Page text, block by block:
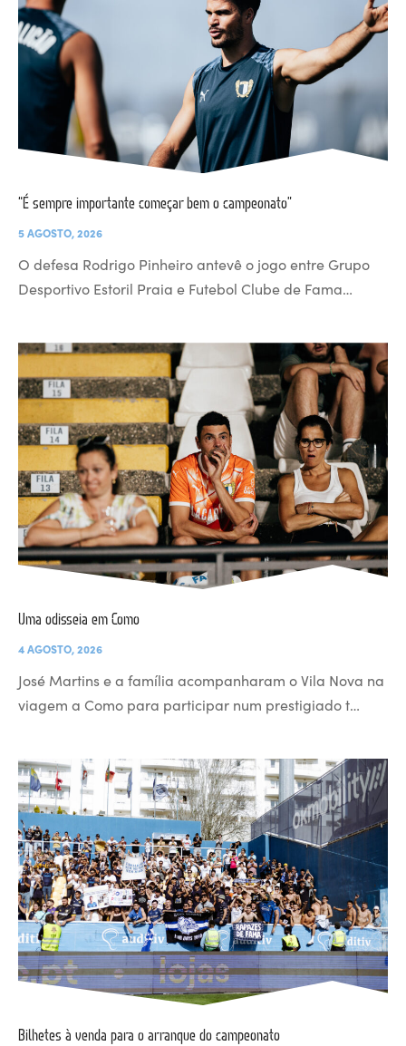
“É sempre importante começar bem o campeonato”
5 AGOSTO, 2026
O defesa Rodrigo Pinheiro antevê o jogo entre Grupo
Desportivo Estoril Praia e Futebol Clube de Fama…
Uma odisseia em Como
4 AGOSTO, 2026
José Martins e a família acompanharam o Vila Nova na
viagem a Como para participar num prestigiado t…
Bilhetes à venda para o arranque do campeonato